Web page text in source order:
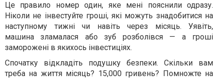
Це правило номер один, яке мені пояснили одразу.
Ніколи не інвестуйте гроші, які можуть знадобитися на
наступному тижні чи навіть через місяць. Уявіть,
машина зламалася або зуб розболівся — а гроші
заморожені в якихось інвестиціях.
Спочатку відкладіть подушку безпеки. Скільки вам
треба на життя місяць? 15,000 гривень? Помножте на